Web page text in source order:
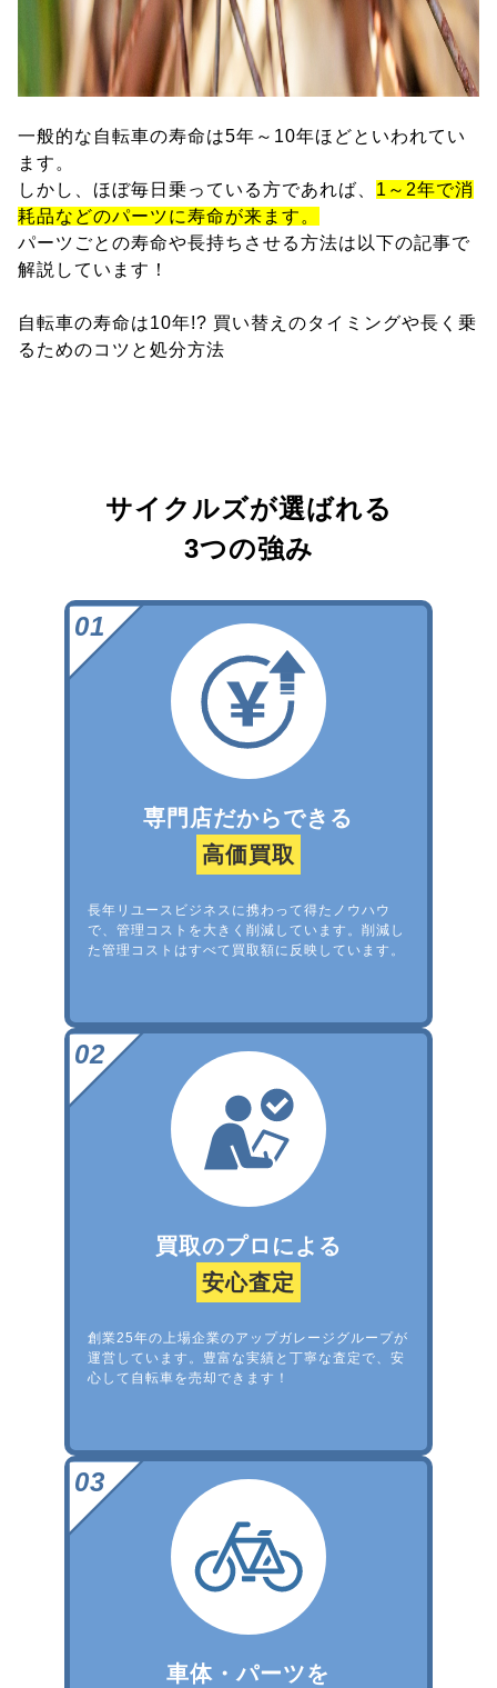
一般的な自転車の寿命は5年～10年ほどといわれてい
ます。
しかし、ほぼ毎日乗っている方であれば、 1～2年で消
耗品などのパーツに寿命が来ます。
パーツごとの寿命や長持ちさせる方法は以下の記事で
解説しています！
自転車の寿命は10年!? 買い替えのタイミングや長く乗
るためのコツと処分方法
サイクルズが選ばれる
3つの強み
専門店だからできる
高価買取
長年リユースビジネスに携わって得たノウハウ
で、管理コストを大きく削減しています。削減し
た管理コストはすべて買取額に反映しています。
買取のプロによる
安心査定
創業25年の上場企業のアップガレージグループが
運営しています。豊富な実績と丁寧な査定で、安
心して自転車を売却できます！
車体・パーツを